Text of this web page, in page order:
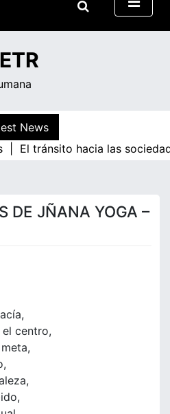
News
tránsito hacia las sociedades
DE JÑANA YOGA –
centro,